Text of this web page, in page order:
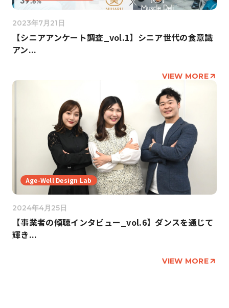
2023年7月21日
【シニアアンケート調査_vol.1】シニア世代の食意識
アン...
VIEW MORE
Age-Well Design Lab
2024年4月25日
【事業者の傾聴インタビュー_vol.6】ダンスを通じて
輝き...
VIEW MORE